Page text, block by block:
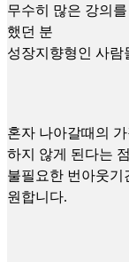
무수히 많은 강의
했던 분
성장지향형인 사람
혼자 나아갈때의
하지 않게 된다는
불필요한 번아웃기
원합니다.